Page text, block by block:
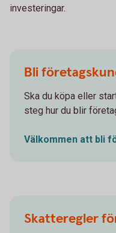
investeringar.
Bli
Ska du köpa eller
steg hur du blir
Välkommen att bli
Skatteregler